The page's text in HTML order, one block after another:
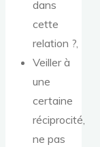
dans
cette
relation ?,
Veiller à
une
certaine
réciprocité,
ne pas